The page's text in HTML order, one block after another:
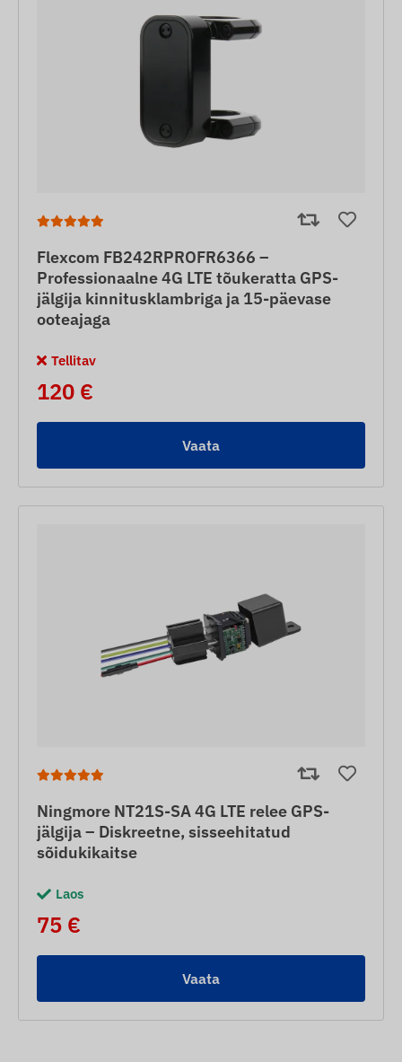
Flexcom FB242RPROFR6366 –
Professionaalne 4G LTE tõukeratta GPS-
jälgija kinnitusklambriga ja 15-päevase
ooteajaga
Tellitav
120 €
Vaata
Ningmore NT21S-SA 4G LTE relee GPS-
jälgija – Diskreetne, sisseehitatud
sõidukikaitse
Laos
75 €
Vaata